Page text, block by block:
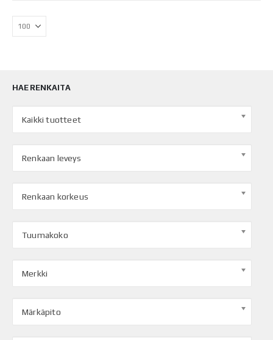
HAE RENKAITA
Kaikki tuotteet
Renkaan leveys
Renkaan korkeus
Tuumakoko
Merkki
Märkäpito